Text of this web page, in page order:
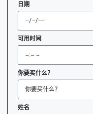
日期
可用时间
你要买什么？
姓名